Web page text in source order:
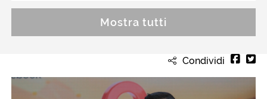
Mostra tutti
Condividi